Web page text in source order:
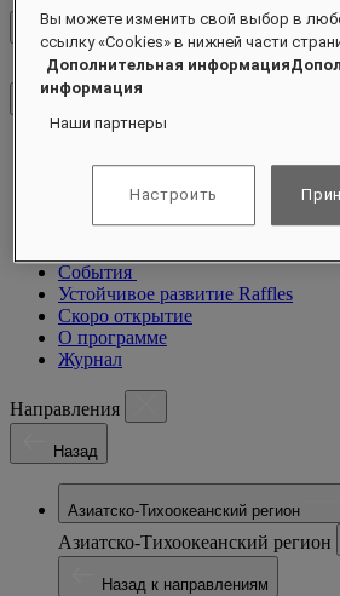
Закрыть меню
Направления
Отели и курорты
Резиденции
Чем заняться
События
Устойчивое развитие Raffles
Скоро открытие
О программе
Журнал
Направления
Назад
Азиатско-Тихоокеанский регион
Азиатско-Тихоокеанский регион
Назад к направлениям
Вы можете изменить свой выбор в
ссылку «Cookies» в нижней части
Дополнительная
информация
Наши партнеры
Настроить